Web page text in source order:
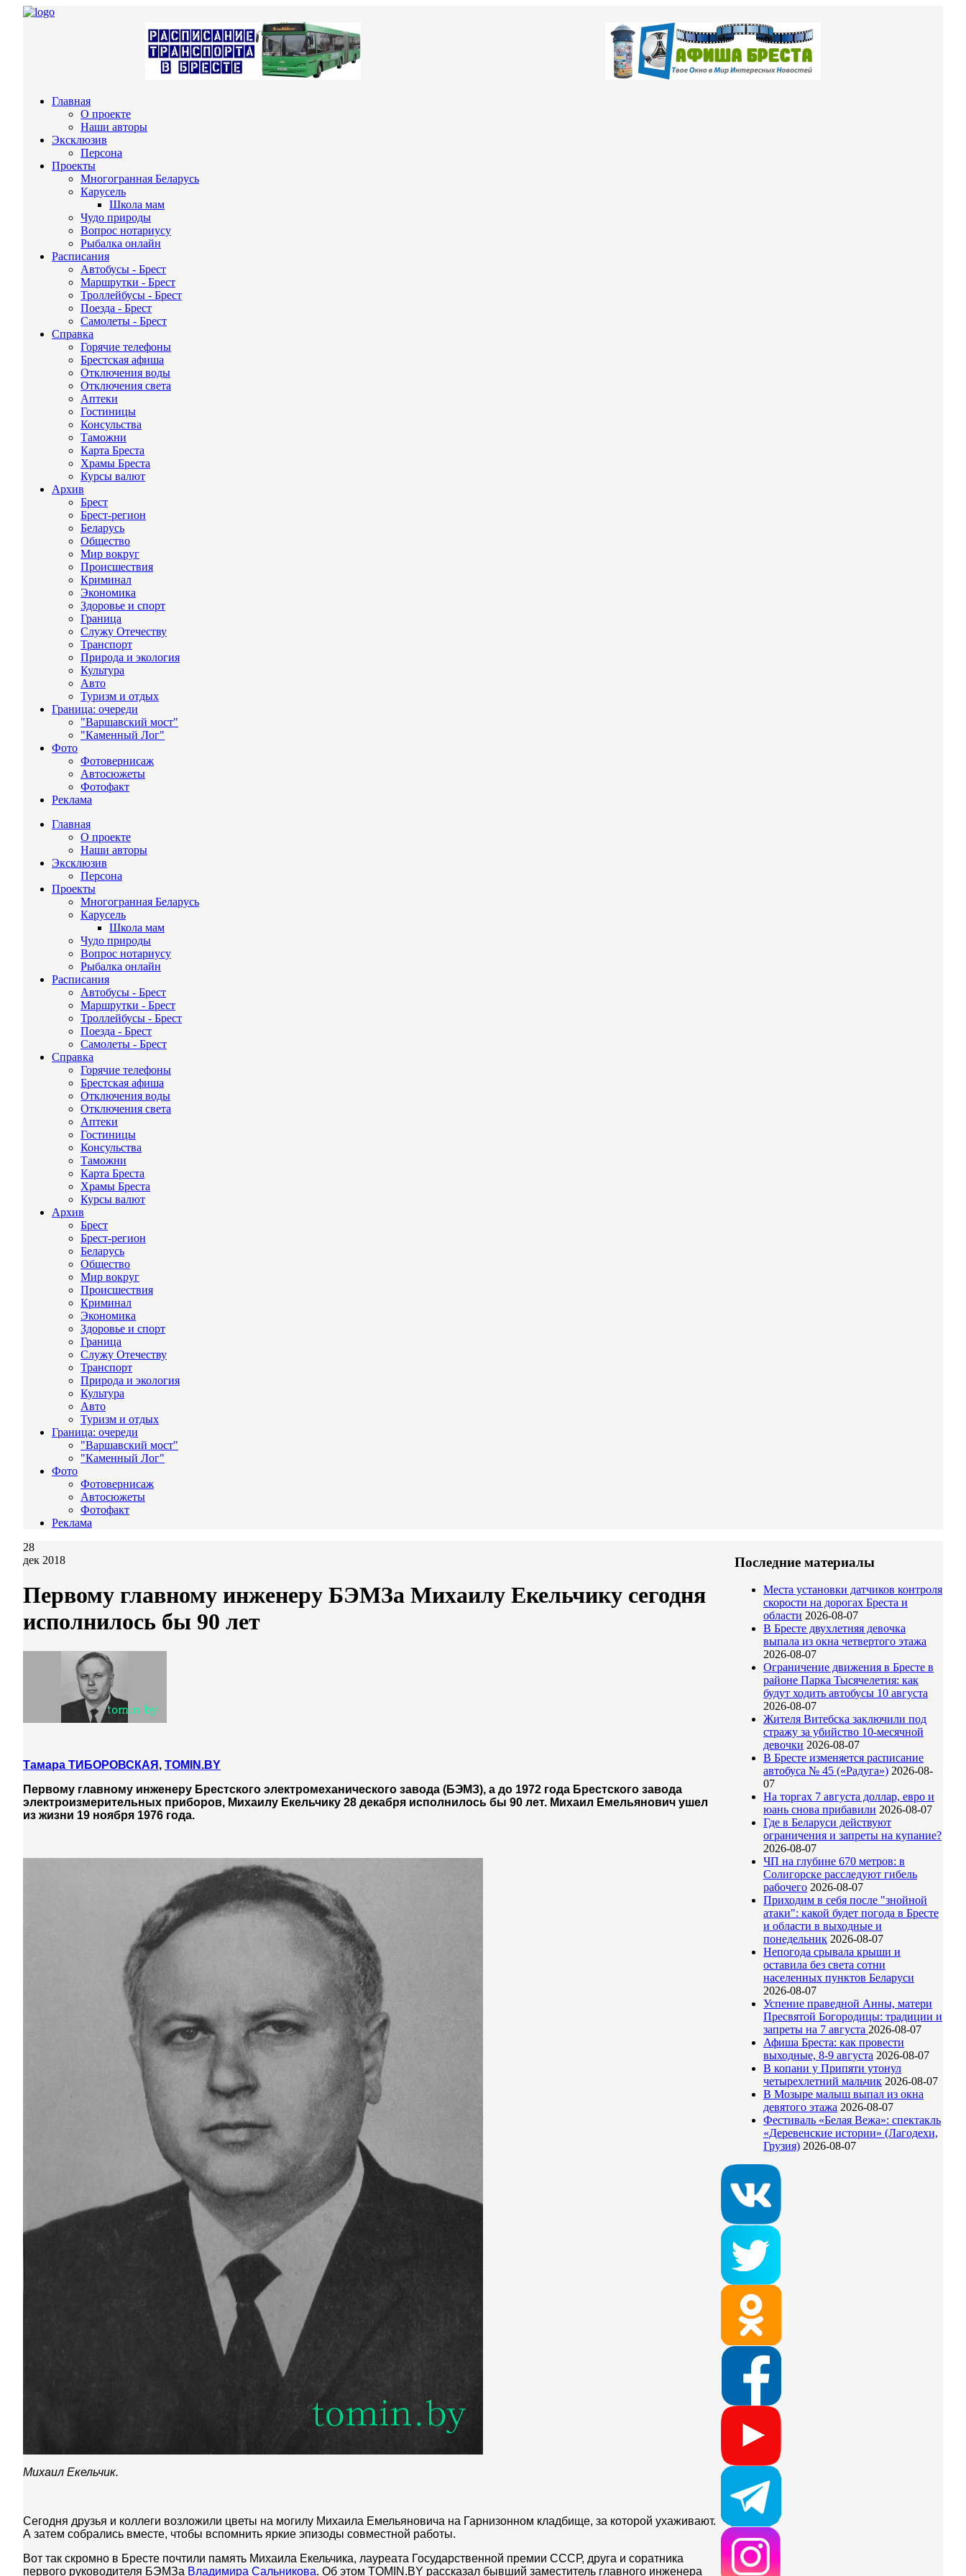
Главная
О проекте
Наши авторы
Эксклюзив
Персона
Проекты
Многогранная Беларусь
Карусель
Школа мам
Чудо природы
Вопрос нотариусу
Рыбалка онлайн
Расписания
Автобусы - Брест
Маршрутки - Брест
Троллейбусы - Брест
Поезда - Брест
Самолеты - Брест
Справка
Горячие телефоны
Брестская афиша
Отключения воды
Отключения света
Аптеки
Гостиницы
Консульства
Таможни
Карта Бреста
Храмы Бреста
Курсы валют
Архив
Брест
Брест-регион
Беларусь
Общество
Мир вокруг
Происшествия
Криминал
Экономика
Здоровье и спорт
Граница
Служу Отечеству
Транспорт
Природа и экология
Культура
Авто
Туризм и отдых
Граница: очереди
"Варшавский мост"
"Каменный Лог"
Фото
Фотовернисаж
Автосюжеты
Фотофакт
Реклама
Главная
О проекте
Наши авторы
Эксклюзив
Персона
Проекты
Многогранная Беларусь
Карусель
Школа мам
Чудо природы
Вопрос нотариусу
Рыбалка онлайн
Расписания
Автобусы - Брест
Маршрутки - Брест
Троллейбусы - Брест
Поезда - Брест
Самолеты - Брест
Справка
Горячие телефоны
Брестская афиша
Отключения воды
Отключения света
Аптеки
Гостиницы
Консульства
Таможни
Карта Бреста
Храмы Бреста
Курсы валют
Архив
Брест
Брест-регион
Беларусь
Общество
Мир вокруг
Происшествия
Криминал
Экономика
Здоровье и спорт
Граница
Служу Отечеству
Транспорт
Природа и экология
Культура
Авто
Туризм и отдых
Граница: очереди
"Варшавский мост"
"Каменный Лог"
Фото
Фотовернисаж
Автосюжеты
Фотофакт
Реклама
28
дек 2018
Первому главному инженеру БЭМЗа Михаилу Екельчику сегодня
исполнилось бы 90 лет
Тамара ТИБОРОВСКАЯ , TOMIN.BY
Первому главному инженеру Брестского электромеханического завода (БЭМЗ), а до 1972 года Брестского завода
электроизмерительных приборов, Михаилу Екельчику 28 декабря исполнилось бы 90 лет. Михаил Емельянович ушел
из жизни 19 ноября 1976 года.
Михаил Екельчик.
Сегодня друзья и коллеги возложили цветы на могилу Михаила Емельяновича на Гарнизонном кладбище, за которой ухаживают.
А затем собрались вместе, чтобы вспомнить яркие эпизоды совместной работы.
Вот так скромно в Бресте почтили память Михаила Екельчика, лауреата Государственной премии СССР, друга и соратника
первого руководителя БЭМЗа Владимира Сальникова. Об этом TOMIN.BY рассказал бывший заместитель главного инженера
Последние материалы
Места установки датчиков контроля
скорости на дорогах Бреста и
области 2026-08-07
В Бресте двухлетняя девочка
выпала из окна четвертого этажа
2026-08-07
Ограничение движения в Бресте в
районе Парка Тысячелетия: как
будут ходить автобусы 10 августа
2026-08-07
Жителя Витебска заключили под
стражу за убийство 10-месячной
девочки 2026-08-07
В Бресте изменяется расписание
автобуса № 45 («Радуга») 2026-08-
07
На торгах 7 августа доллар, евро и
юань снова прибавили 2026-08-07
Где в Беларуси действуют
ограничения и запреты на купание?
2026-08-07
ЧП на глубине 670 метров: в
Солигорске расследуют гибель
рабочего 2026-08-07
Приходим в себя после "знойной
атаки": какой будет погода в Бресте
и области в выходные и
понедельник 2026-08-07
Непогода срывала крыши и
оставила без света сотни
населенных пунктов Беларуси
2026-08-07
Успение праведной Анны, матери
Пресвятой Богородицы: традиции и
запреты на 7 августа 2026-08-07
Афиша Бреста: как провести
выходные, 8-9 августа 2026-08-07
В копани у Припяти утонул
четырехлетний мальчик 2026-08-07
В Мозыре малыш выпал из окна
девятого этажа 2026-08-07
Фестиваль «Белая Вежа»: спектакль
«Деревенские истории» (Лагодехи,
Грузия) 2026-08-07